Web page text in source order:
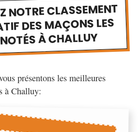
NOTRE CLASSEMENT
DES MAÇONS LES
À CHALLUY
présentons les meilleures
à Challuy: